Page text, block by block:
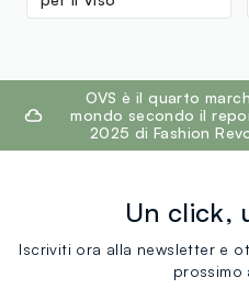
footer.ariatitleOVS è il quarto
mondo secondo il
2025 di Fashion
Un click,
Iscriviti ora alla newsletter e
prossimo